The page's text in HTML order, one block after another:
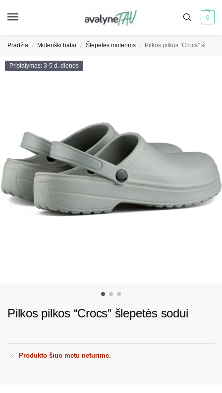
0
Pradžia / Moteriški batai / Šlepetės moterims / Pilkos pilkos “Crocs” šlepetės sodui
Pristatymas: 3-5 d. dienos
Pilkos pilkos “Crocs” šlepetės sodui
Produkto šiuo metu neturime.